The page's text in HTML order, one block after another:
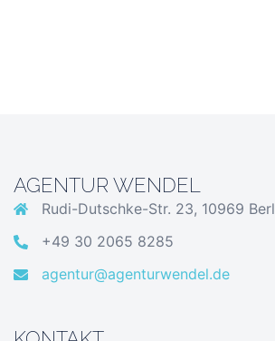
AGENTUR WENDEL
Rudi-Dutschke-Str. 23, 10969
+49 30 2065 8285
agentur@agenturwendel.de